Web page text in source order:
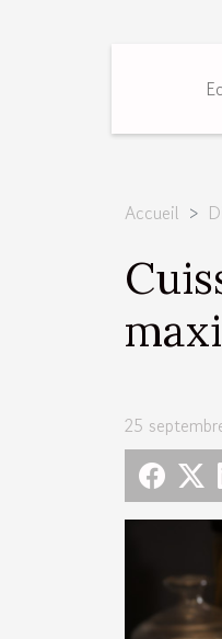
Accueil
25